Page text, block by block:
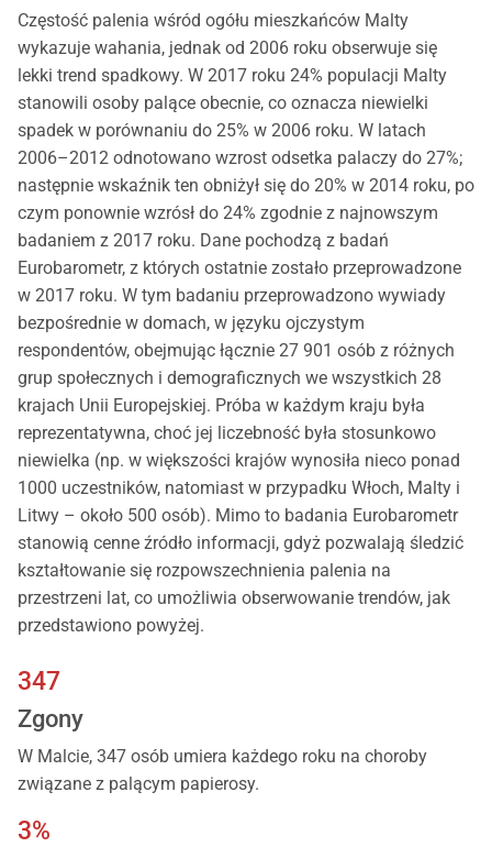
Częstość palenia wśród ogółu mieszkańców Malty
wykazuje wahania, jednak od 2006 roku obserwuje się
lekki trend spadkowy. W 2017 roku 24% populacji Malty
stanowili osoby palące obecnie, co oznacza niewielki
spadek w porównaniu do 25% w 2006 roku. W latach
2006–2012 odnotowano wzrost odsetka palaczy do 27%;
następnie wskaźnik ten obniżył się do 20% w 2014 roku, po
czym ponownie wzrósł do 24% zgodnie z najnowszym
badaniem z 2017 roku. Dane pochodzą z badań
Eurobarometr, z których ostatnie zostało przeprowadzone
w 2017 roku. W tym badaniu przeprowadzono wywiady
bezpośrednie w domach, w języku ojczystym
respondentów, obejmując łącznie 27 901 osób z różnych
grup społecznych i demograficznych we wszystkich 28
krajach Unii Europejskiej. Próba w każdym kraju była
reprezentatywna, choć jej liczebność była stosunkowo
niewielka (np. w większości krajów wynosiła nieco ponad
1000 uczestników, natomiast w przypadku Włoch, Malty i
Litwy – około 500 osób). Mimo to badania Eurobarometr
stanowią cenne źródło informacji, gdyż pozwalają śledzić
kształtowanie się rozpowszechnienia palenia na
przestrzeni lat, co umożliwia obserwowanie trendów, jak
przedstawiono powyżej.
347
Zgony
W Malcie, 347 osób umiera każdego roku na choroby
związane z palącym papierosy.
3%